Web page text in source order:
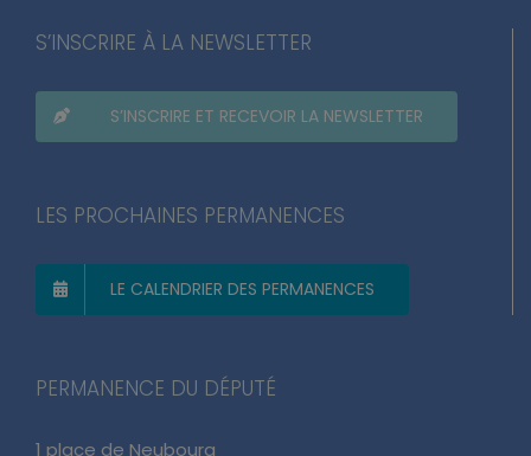
S’INSCRIRE ET RECEVOIR LA NEWSLETTER
LE CALENDRIER DES PERMANENCES